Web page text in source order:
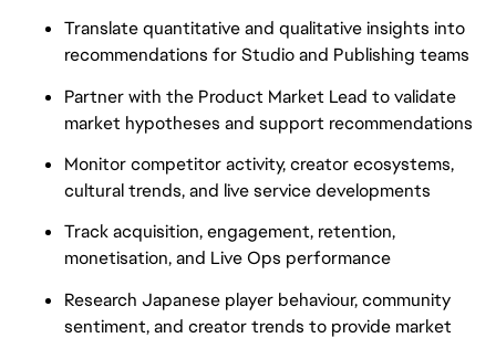
Translate quantitative and qualitative insights into
recommendations for Studio and Publishing teams
Partner with the Product Market Lead to validate
market hypotheses and support recommendations
Monitor competitor activity, creator ecosystems,
cultural trends, and live service developments
Track acquisition, engagement, retention,
monetisation, and Live Ops performance
Research Japanese player behaviour, community
sentiment, and creator trends to provide market